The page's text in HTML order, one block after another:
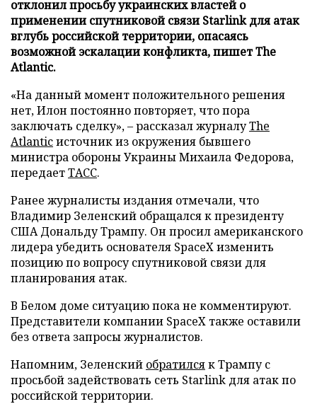
отклонил просьбу украинских властей о
применении спутниковой связи Starlink для атак
вглубь российской территории, опасаясь
возможной эскалации конфликта, пишет The
Atlantic.
«На данный момент положительного решения
нет, Илон постоянно повторяет, что пора
заключать сделку», – рассказал журналуThe
Atlanticисточник из окружения бывшего
министра обороны Украины Михаила Федорова,
передаетТАСС.
Ранее журналисты издания отмечали, что
Владимир Зеленский обращался к президенту
США Дональду Трампу. Он просил американского
лидера убедить основателя SpaceX изменить
позицию по вопросу спутниковой связи для
планирования атак.
В Белом доме ситуацию пока не комментируют.
Представители компании SpaceX также оставили
без ответа запросы журналистов.
Напомним, Зеленский обратилсяк Трампу с
просьбой задействовать сеть Starlink для атак по
российской территории.